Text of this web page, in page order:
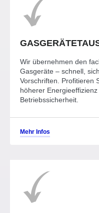
Wir übernehmen den
Gasgeräte – schnell,
Vorschriften. Profitieren
höherer
Betriebssicherheit.
Mehr Infos